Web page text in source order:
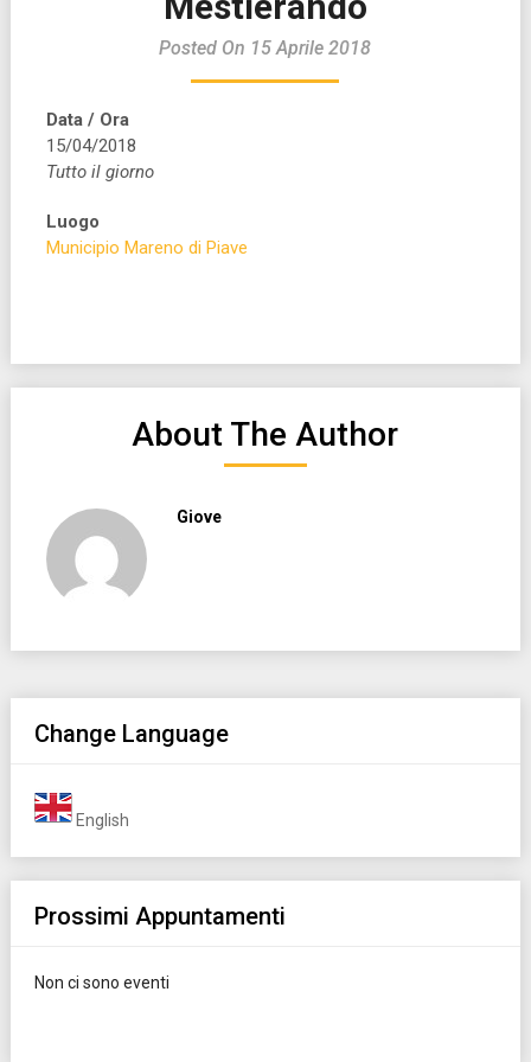
Posted On 15 Aprile 2018
Data / Ora
15/04/2018
Tutto il giorno
Luogo
Municipio Mareno di Piave
About The Author
Giove
Change Language
English
Prossimi Appuntamenti
Non ci sono eventi